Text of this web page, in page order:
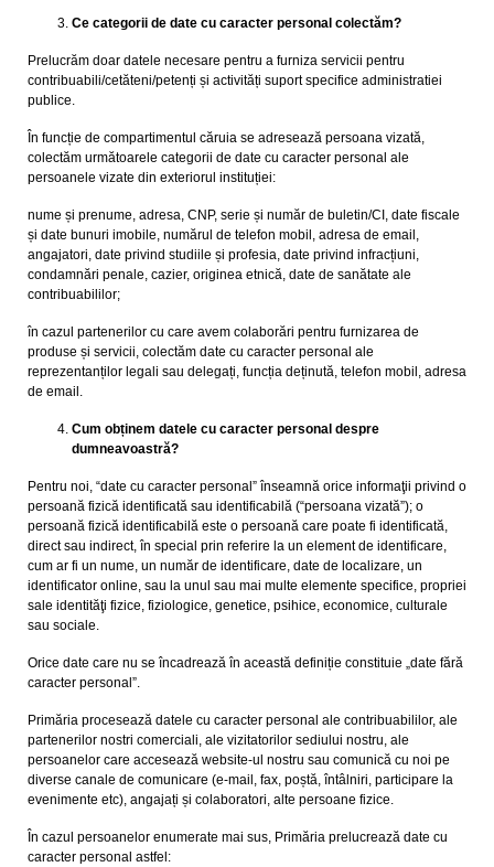
Ce categorii de date cu caracter personal colectăm?
Prelucrăm doar datele necesare pentru a furniza servicii pentru
contribuabili/cetăteni/petenți și activități suport specifice administratiei
publice.
În funcție de compartimentul căruia se adresează persoana vizată,
colectăm următoarele categorii de date cu caracter personal ale
persoanele vizate din exteriorul instituției:
nume și prenume, adresa, CNP, serie și număr de buletin/CI, date fiscale
și date bunuri imobile, numărul de telefon mobil, adresa de email,
angajatori, date privind studiile și profesia, date privind infracțiuni,
condamnări penale, cazier, originea etnică, date de sanătate ale
contribuabililor;
în cazul partenerilor cu care avem colaborări pentru furnizarea de
produse și servicii, colectăm date cu caracter personal ale
reprezentanților legali sau delegați, funcția deținută, telefon mobil, adresa
de email.
Cum obținem datele cu caracter personal despre
dumneavoastră?
Pentru noi, “date cu caracter personal” înseamnă orice informaţii privind o
persoană fizică identificată sau identificabilă (“persoana vizată”); o
persoană fizică identificabilă este o persoană care poate fi identificată,
direct sau indirect, în special prin referire la un element de identificare,
cum ar fi un nume, un număr de identificare, date de localizare, un
identificator online, sau la unul sau mai multe elemente specifice, propriei
sale identităţi fizice, fiziologice, genetice, psihice, economice, culturale
sau sociale.
Orice date care nu se încadrează în această definiție constituie „date fără
caracter personal”.
Primăria procesează datele cu caracter personal ale contribuabililor, ale
partenerilor nostri comerciali, ale vizitatorilor sediului nostru, ale
persoanelor care accesează website-ul nostru sau comunică cu noi pe
diverse canale de comunicare (e-mail, fax, poștă, întâlniri, participare la
evenimente etc), angajați și colaboratori, alte persoane fizice.
În cazul persoanelor enumerate mai sus, Primăria prelucrează date cu
caracter personal astfel: